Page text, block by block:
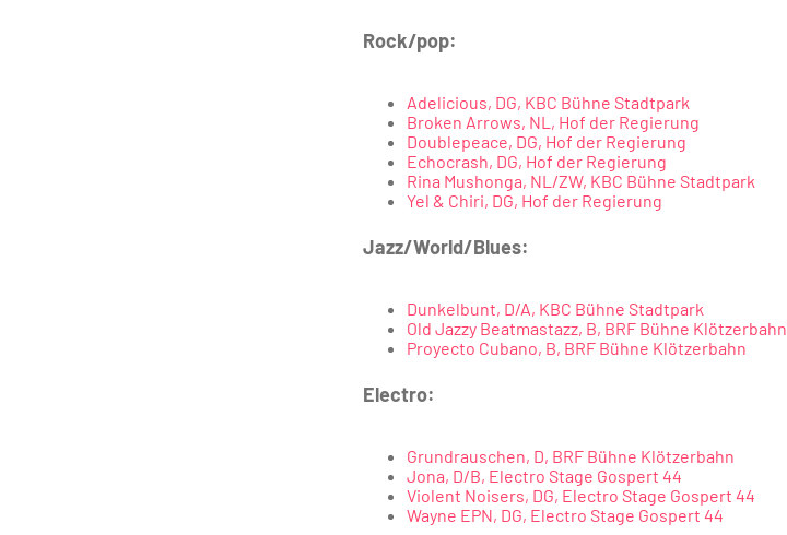
Rock/pop:
Adelicious, DG, KBC Bühne Stadtpark
Broken Arrows, NL, Hof der Regierung
Doublepeace, DG, Hof der Regierung
Echocrash, DG, Hof der Regierung
Rina Mushonga, NL/ZW, KBC Bühne Stadtpark
Yel & Chiri, DG, Hof der Regierung
Jazz/World/Blues:
Dunkelbunt, D/A, KBC Bühne Stadtpark
Old Jazzy Beatmastazz, B, BRF Bühne Klötzerbahn
Proyecto Cubano, B, BRF Bühne Klötzerbahn
Electro:
Grundrauschen, D, BRF Bühne Klötzerbahn
Jona, D/B, Electro Stage Gospert 44
Violent Noisers, DG, Electro Stage Gospert 44
Wayne EPN, DG, Electro Stage Gospert 44